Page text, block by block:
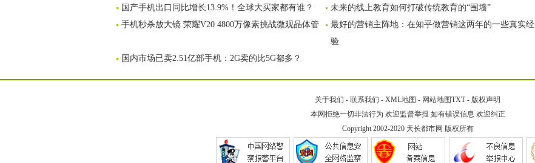
烦
是华为苹果抢先
1900大洋花得值
国产手机出口同比增长13.9%！全球大买家都有谁？
未来的线上教育如何打破传统教育的“围墙”
手机秒杀放大镜 荣耀V20 4800万像素挑战微观晶体管
最好的营销主阵地：在知乎做营销这两年的一些真实经
验
国内市场已卖2.51亿部手机：2G卖的比5G都多？
关于我们 - 联系我们 - XML地图 - 网站地图TXT- 版权声明
本网拒绝一切非法行为 欢迎监督举报 如有错误信息 欢迎纠正
Copyright 2002-2020 天长都市网 版权所有